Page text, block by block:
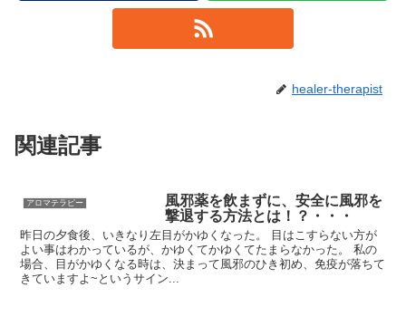
healer-therapist
関連記事
アロマテラピー
風邪薬を飲まずに、安全に風邪を
撃退する方法とは！？・・・
昨日の夕食後、いきなり左目がかゆくなった。 目はこすらない方が
よい事はわかっているが、かゆくてかゆくてたまらなかった。 私の
場合、目がかゆくなる時は、決まって風邪のひき初め、免疫が落ちて
きていますよ~というサイン...